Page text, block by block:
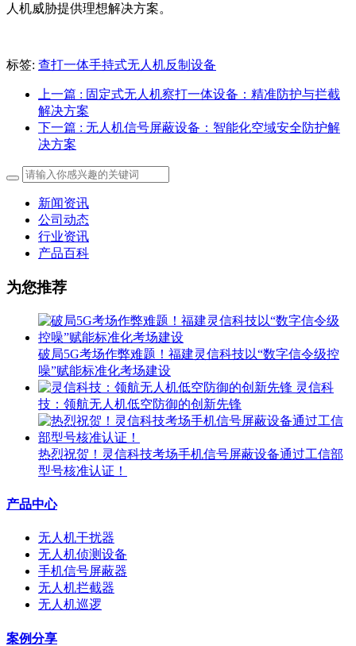
人机威胁提供理想解决方案。
标签: 查打一体手持式无人机反制设备
上一篇 : 固定式无人机察打一体设备：精准防护与拦截
解决方案
下一篇 : 无人机信号屏蔽设备：智能化空域安全防护解
决方案
新闻资讯
公司动态
行业资讯
产品百科
为您推荐
破局5G考场作弊难题！福建灵信科技以“数字信令级控
噪”赋能标准化考场建设
灵信科
技：领航无人机低空防御的创新先锋
热烈祝贺！灵信科技考场手机信号屏蔽设备通过工信部
型号核准认证！
产品中心
无人机干扰器
无人机侦测设备
手机信号屏蔽器
无人机拦截器
无人机巡逻
案例分享